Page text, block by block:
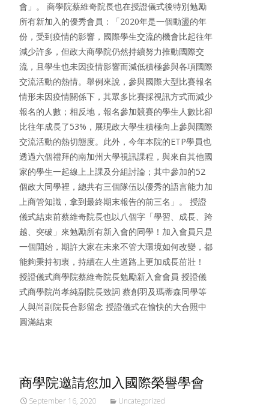
會」。 商學院蔡維奇院長也在授證儀式後特別勉勵
所有新加入的優秀會員：「2020年是一個動盪的年
份，受到疫情的影響，國際學生交流的機會比起往年
減少許多，但政大商學院仍然持續努力推動國際交
流，且學生也未因疫情影響而減低積極參與各項國際
交流活動的熱情。舉例來說，參與國際大型比賽報名
情形未因疫情關係下，其眾多比賽採視訊方式而減少
報名的人數；相反地，報名參加競賽的學生人數比卻
比往年成長了53%，展現政大學生積極向上參與國際
交流活動的熱切態度。此外，今年本院的ETP學員也
透過六個禮拜的南加州大學視訊課程，與來自其他國
家的學生一起線上上課及分組討論；其中參加的52
個政大同學裡，總共有三個隊伍以優秀的語言能力加
上商管知識，拿到最終期末報告的前三名」。 授證
儀式結束前蔡維奇院長也以八個字「學習、成長、跨
越、突破」來勉勵所有新入會的同學！加入會員只是
一個開始，期許大家在未來不管大環境如何改變，都
能夠秉持初衷，持續在人生道路上更加成長茁壯！
授證儀式商學院蔡維奇院長勉勵新入會會員 授證儀
式商學院尚孝純副院長致詞 蔡創羽及瑪蒂森同學等
人與尚副院長合影留念 授證儀式在愉快的大合照中
圓滿結束
商學院邀請您加入國際榮譽學會
September 16, 2020 Uncategorized